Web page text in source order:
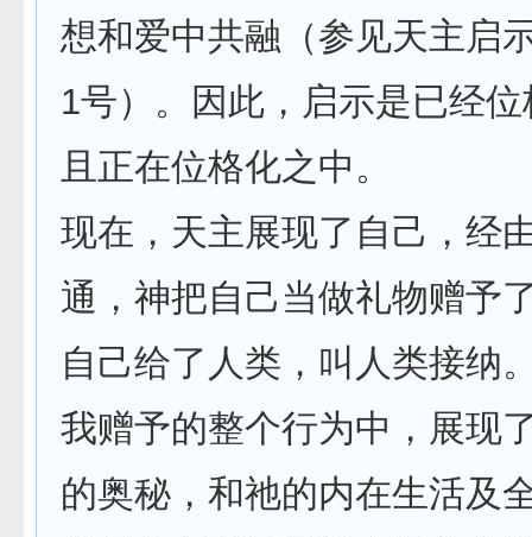
想和爱中共融（参见天主启
1号）。因此，启示是已经
且正在位格化之中。
现在，天主展现了自己，经
通，神把自己当做礼物赠予
自己给了人类，叫人类接纳
我赠予的整个行为中，展现
的奥秘，和祂的内在生活及